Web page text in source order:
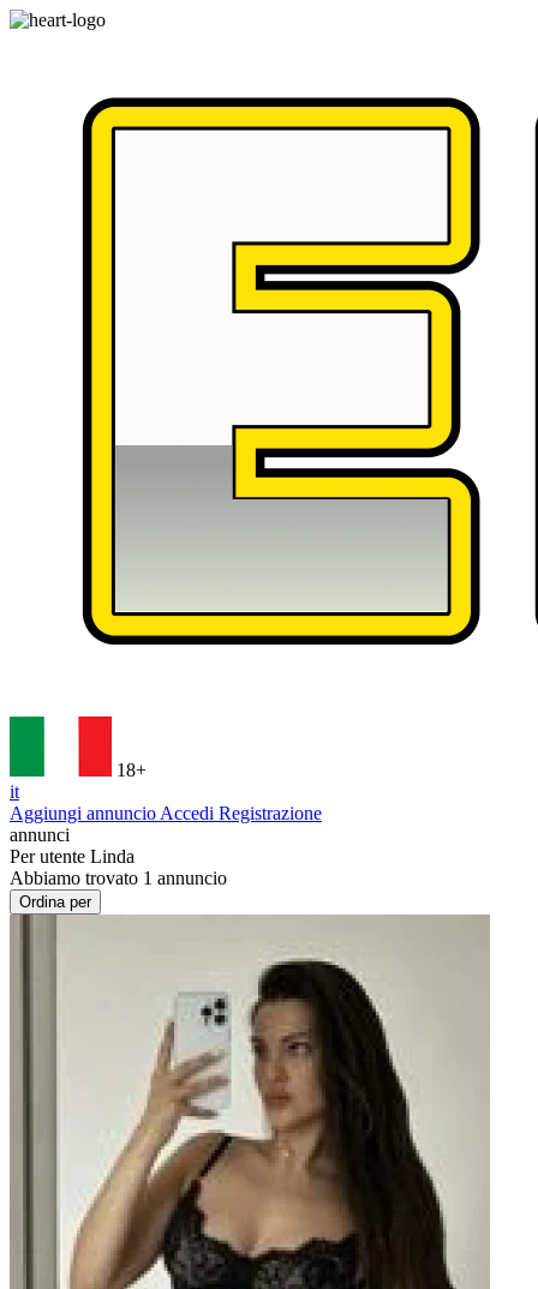
18+
it
Aggiungi annuncio Accedi Registrazione
annunci
Per utente Linda
Abbiamo trovato 1 annuncio
Ordina per